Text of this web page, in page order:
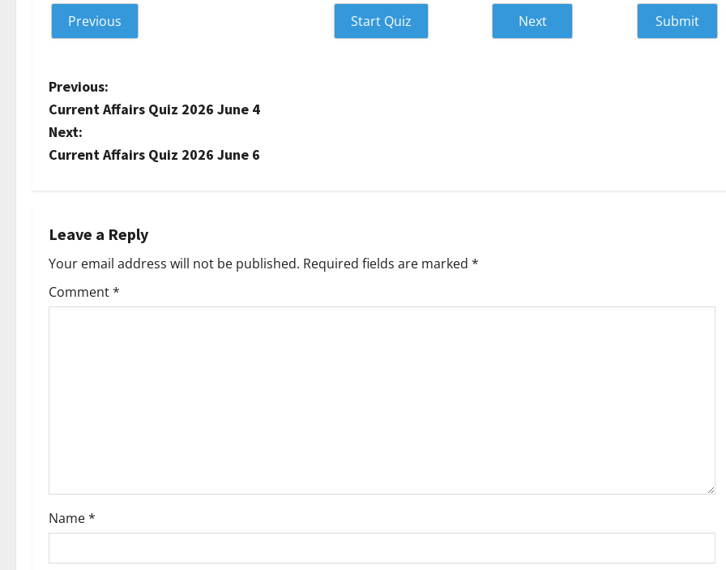
Previous Start Quiz Next
P
o
s
n
a
v
o
n
Previous:
Current Affairs Quiz 2026 June 4
Next:
Current Affairs Quiz 2026 June 6
Leave a Reply
Your email address will not be published. Required fields are marked *
Comment*
Name*